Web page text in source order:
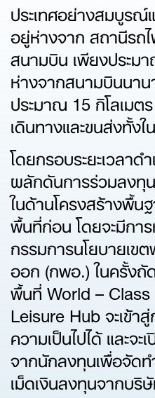
ประเทศอย่างสมบูร
อยู่ห่างจาก สถานีรถ
สนามบิน เพียงประม
ห่างจากสนามบินนาน
ประมาณ 15 กิโลเมต
เดินทางและขนส่งทั้งใ
โดยกรอบระยะเวลา
ผลักดันการร่วมลงทุน
ในด้านโครงสร้างพื้น
พื้นที่ก่อน โดยจะมีกา
กรรมการนโยบายเ
ออก (กพอ.) ในครั้ง
พื้นที่ World –
Leisure Hub จะเข้า
ความเป็นไปได้ และจ
จากนักลงทุนเพื่อจัด
เม็ดเงินลงทุนจากบริ